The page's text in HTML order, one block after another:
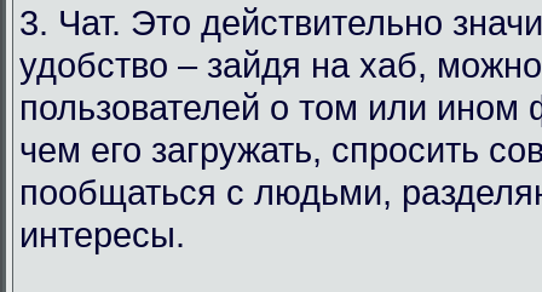
3. Чат. Это действительно
удобство – зайдя на хаб,
пользователей о том или
чем его загружать, спросить
пообщаться с людьми,
интересы.